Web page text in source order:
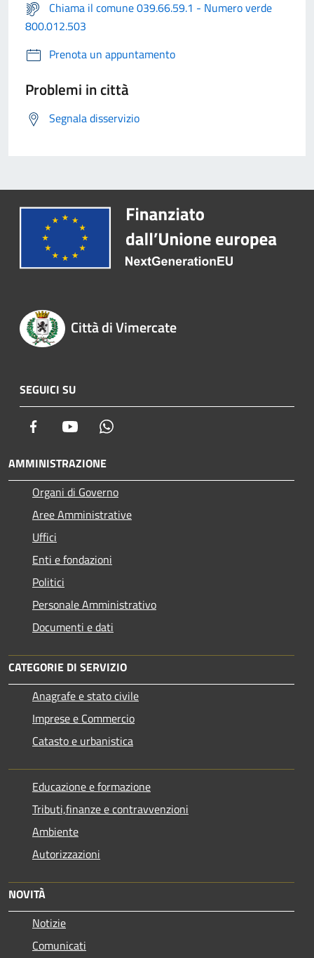
Chiama il comune 039.66.59.1 - Numero verde
800.012.503
Prenota un appuntamento
Problemi in città
Segnala disservizio
Città di Vimercate
SEGUICI SU
Facebook Youtube
AMMINISTRAZIONE
Organi di Governo
Aree Amministrative
Uffici
Enti e fondazioni
Politici
Personale Amministrativo
Documenti e dati
CATEGORIE DI SERVIZIO
Anagrafe e stato civile
Imprese e Commercio
Catasto e urbanistica
Educazione e formazione
Tributi,finanze e contravvenzioni
Ambiente
Autorizzazioni
NOVITÀ
Notizie
Comunicati